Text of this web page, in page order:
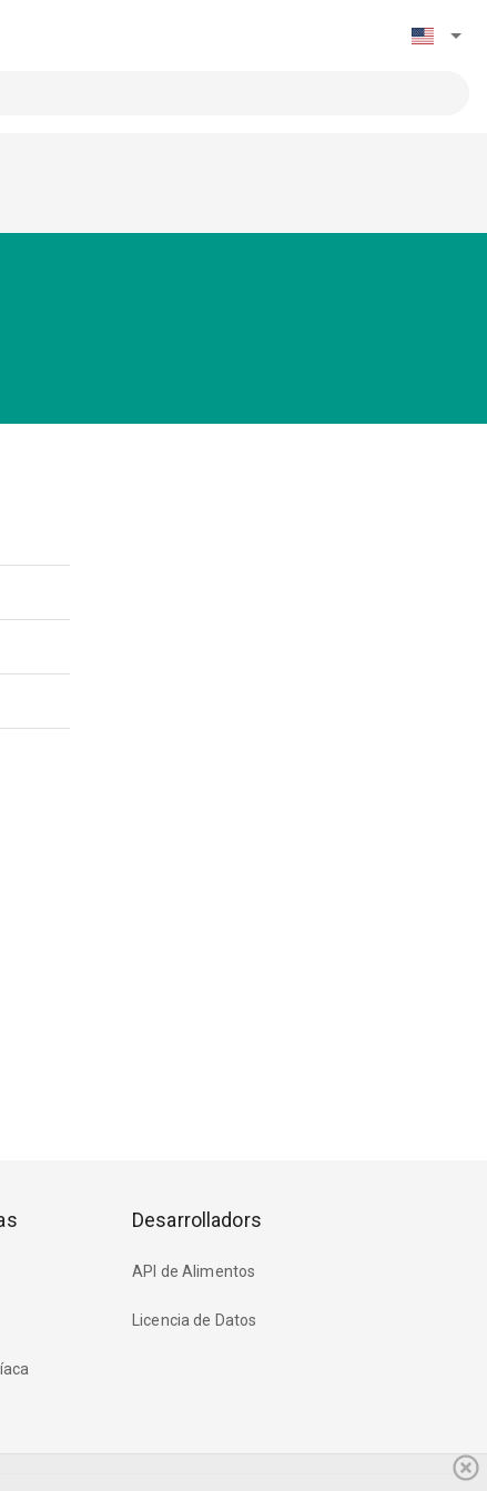
Desarrolladors
API de Alimentos
Licencia de Datos